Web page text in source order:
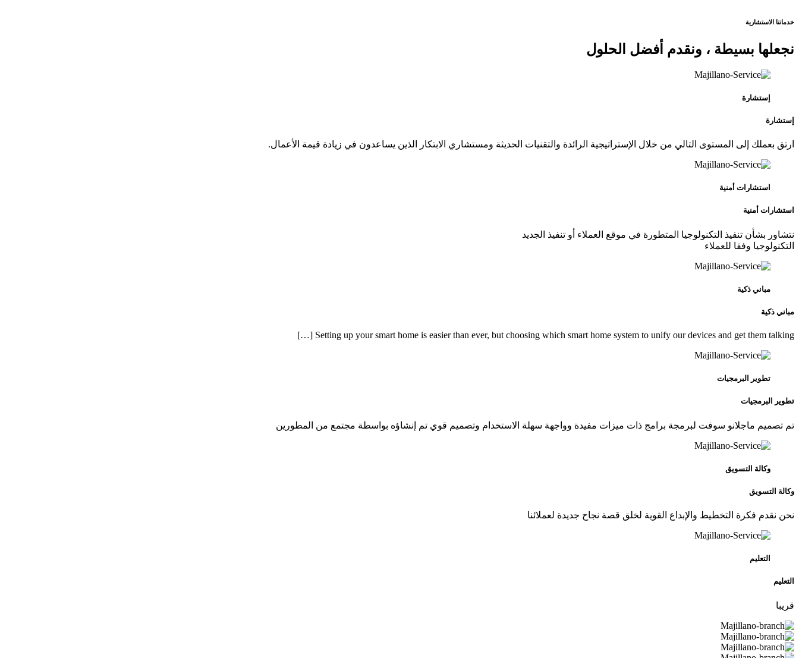
خدماتنا الاستشارية
نجعلها بسيطة ، ونقدم أفضل الحلول
إستشارة
إستشارة
ارتق بعملك إلى المستوى التالي من خلال الإستراتيجية الرائدة والتقنيات الحديثة ومستشاري الابتكار الذين يساعدون في زيادة قيمة الأعمال.
استشارات أمنية
استشارات أمنية
نتشاور بشأن تنفيذ التكنولوجيا المتطورة في موقع العملاء أو تنفيذ الجديد
التكنولوجيا وفقا للعملاء
مباني ذكية
مباني ذكية
Setting up your smart home is easier than ever, but choosing which smart home system to unify our devices and get them talking […]
تطوير البرمجيات
تطوير البرمجيات
تم تصميم ماجلانو سوفت لبرمجة برامج ذات ميزات مفيدة وواجهة سهلة الاستخدام وتصميم قوي تم إنشاؤه بواسطة مجتمع من المطورين
وكالة التسويق
وكالة التسويق
نحن نقدم فكرة التخطيط والإبداع القوية لخلق قصة نجاح جديدة لعملائنا
التعليم
التعليم
قريبا